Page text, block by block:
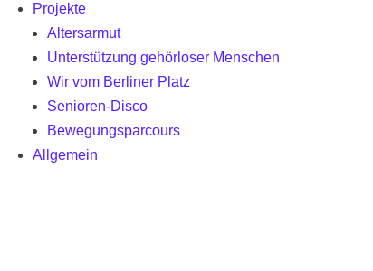
Projekte
Altersarmut
Unterstützung gehörloser Menschen
Wir vom Berliner Platz
Senioren-Disco
Bewegungsparcours
Allgemein